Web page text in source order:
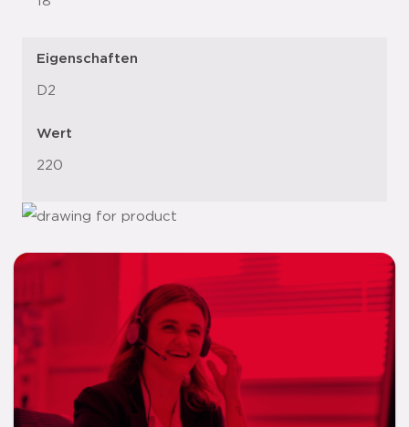
Eigenschaften
D2
Wert
220